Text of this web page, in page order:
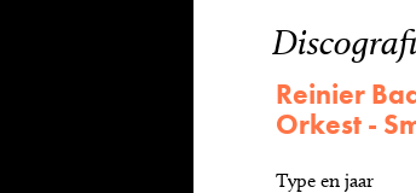
Reinier
Orkest -
Type en jaar